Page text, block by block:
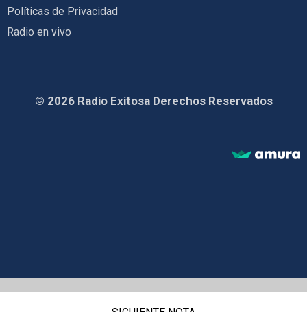
Políticas de Privacidad
Radio en vivo
© 2026 Radio Exitosa Derechos Reservados